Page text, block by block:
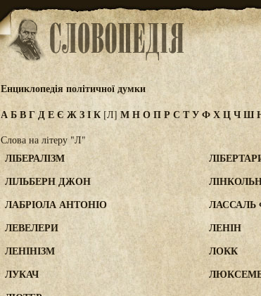
Енциклопедія політичної думки
АБВГДЕЄЖЗІК [Л] МНОПРСТУФХЦЧШ
Слова на літеру "Л"
ЛІБЕРАЛІЗМ
ЛІЛЬБЕРН ДЖОН
ЛАБРІОЛА АНТОНІО
ЛЕВЕЛЕРИ
ЛЕНІН
ЛЕНІНІЗМ
ЛОКК
ЛУКАЧ